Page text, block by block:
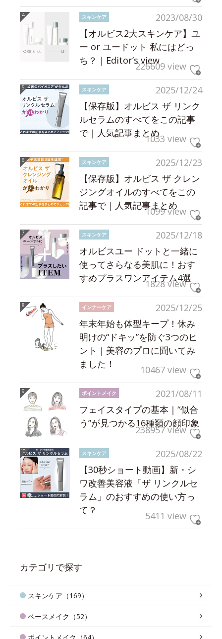
2023/08/30
スキンケア
【オルビス2大スキンケア】ユ
ー or ユードット 私にはどっ
ち？｜Editor’s view226609 view
2025/12/24
スキンケア
【保存版】オルビス ザ リンク
ルセラムのすべてをこの記事
で｜人気記事まとめ1033 view
2025/12/23
スキンケア
【保存版】オルビス ザ クレン
ジングオイルのすべてをこの
記事で｜人気記事まとめ
1099 view
2025/12/18
スキンケア
オルビスユー ドットと一緒に
使ってさらなる美肌に！おす
すめプラスワンアイテム4選
1828 view
2025/12/25
インナーケア
年末年始も体型キープ！休み
明けの“ドキッ”を防ぐ3つのヒ
ント｜美容のプロに聞いてみ
ました！
10467 view
2021/08/11
ポイントメイク
フェイスタイプの基本｜“似合
う”が見つかる16種類の顔印象
238957 view
2025/08/22
スキンケア
【30秒ショート動画】新・シ
ワ改善美容液「ザ リンクルセ
ラム」のおすすめの使い方っ
て？
5411 view
カテゴリで探す
スキンケア（169）
ベースメイク（52）